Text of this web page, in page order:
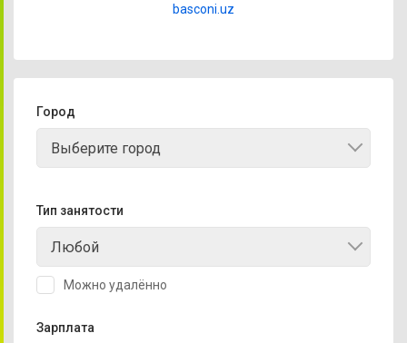
basconi.uz
Город
Выберите город
Тип занятости
Любой
Можно удалённо
Зарплата